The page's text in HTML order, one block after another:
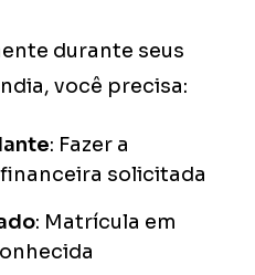
durante seus
você precisa:
: Fazer a
solicitada
: Matrícula em